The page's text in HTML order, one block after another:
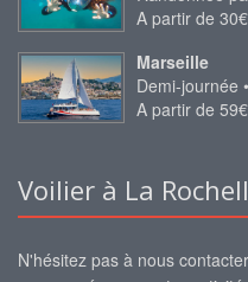
A partir de 30€
Marseille
Demi-journée
A partir de 59€
Voilier à La
N'hésitez pas à nous